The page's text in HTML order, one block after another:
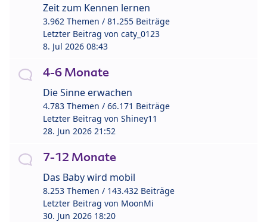
Zeit zum Kennen lernen
3.962 Themen / 81.255 Beiträge
Letzter Beitrag von caty_0123
8. Jul 2026 08:43
4-6 Monate
Die Sinne erwachen
4.783 Themen / 66.171 Beiträge
Letzter Beitrag von Shiney11
28. Jun 2026 21:52
7-12 Monate
Das Baby wird mobil
8.253 Themen / 143.432 Beiträge
Letzter Beitrag von MoonMi
30. Jun 2026 18:20